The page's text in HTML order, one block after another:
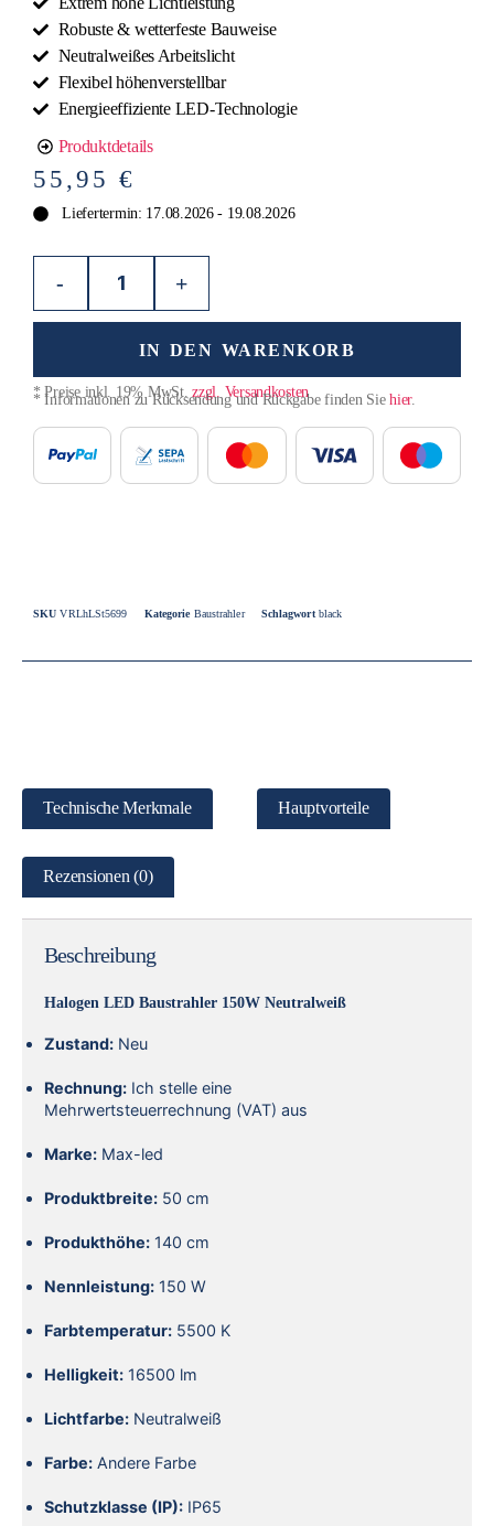
Robuste & wetterfeste Bauweise
Neutralweißes Arbeitslicht
Flexibel höhenverstellbar
Energieeffiziente LED-Technologie
Produktdetails
55,95 €
Liefertermin: 17.08.2026 - 19.08.2026
- +
IN DEN WARENKORB
* Preise inkl. 19% MwSt.zzgl. Versandkosten
* Informationen zu Rücksendung und Rückgabe finden Siehier.
SKUVRLhLSt5699 Kategorie Baustrahler Schlagwort black
Technische Merkmale Hauptvorteile
Rezensionen (0)
Beschreibung
Halogen LED Baustrahler 150W Neutralweiß
Zustand: Neu
Rechnung: Ich stelle eine
Mehrwertsteuerrechnung (VAT) aus
Marke: Max-led
Produktbreite: 50 cm
Produkthöhe: 140 cm
Nennleistung: 150 W
Farbtemperatur: 5500 K
Helligkeit: 16500 lm
Lichtfarbe: Neutralweiß
Farbe: Andere Farbe
Schutzklasse (IP): IP65